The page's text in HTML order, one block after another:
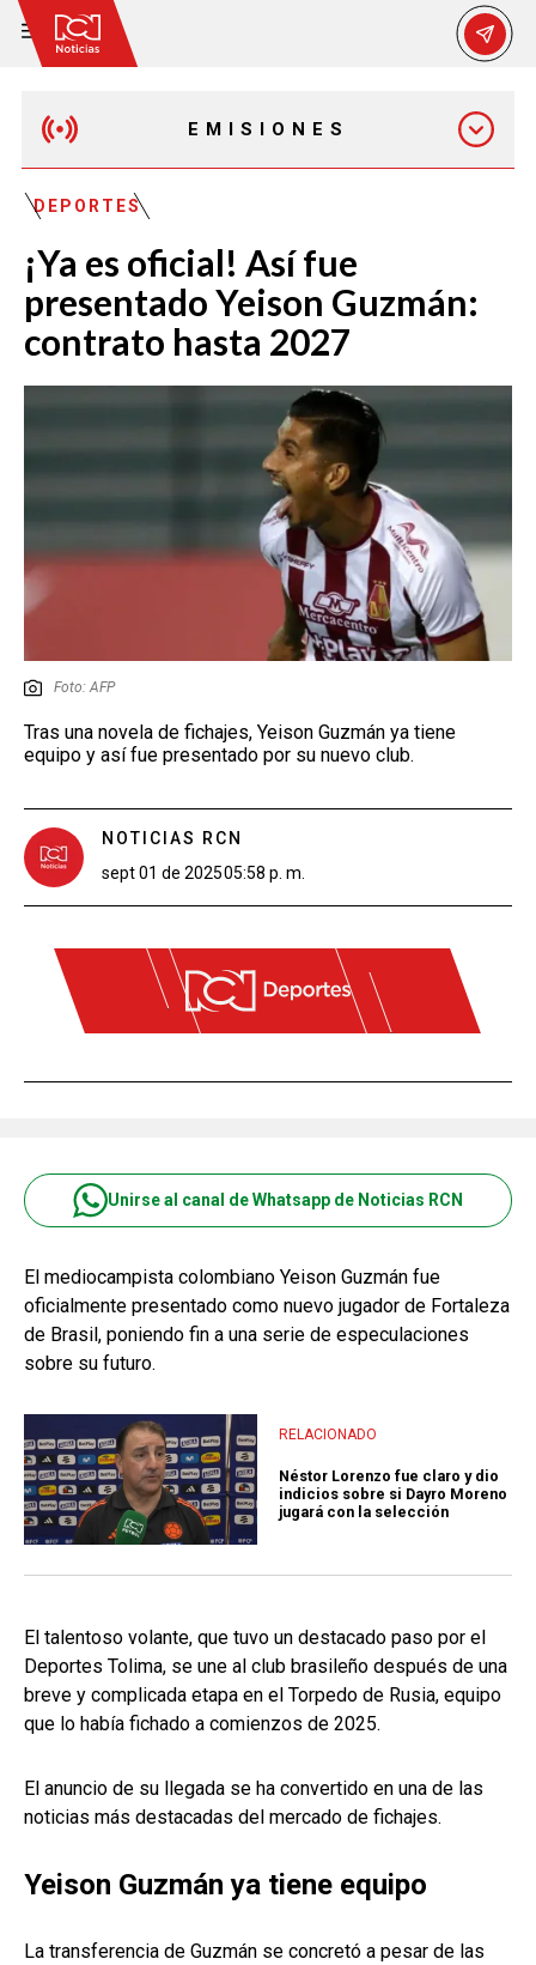
EMISIONES
EMISIÓN 12:30 PM
EMISIÓN 7:00 PM
EMISIÓN 11:30 PM
DEPORTES
¡Ya es oficial! Así fue
presentado Yeison Guzmán:
contrato hasta 2027
Foto: AFP
Tras una novela de fichajes, Yeison Guzmán ya tiene
equipo y así fue presentado por su nuevo club.
NOTICIAS RCN
sept 01 de 202505:58 p. m.
Unirse al canal de Whatsapp de Noticias RCN
El mediocampista colombiano Yeison Guzmán fue
oficialmente presentado como nuevo jugador de Fortaleza
de Brasil, poniendo fin a una serie de especulaciones
sobre su futuro.
RELACIONADO
Néstor Lorenzo fue claro y dio
indicios sobre si Dayro Moreno
jugará con la selección
El talentoso volante, que tuvo un destacado paso por el
Deportes Tolima, se une al club brasileño después de una
breve y complicada etapa en el Torpedo de Rusia, equipo
que lo había fichado a comienzos de 2025.
El anuncio de su llegada se ha convertido en una de las
noticias más destacadas del mercado de fichajes.
Yeison Guzmán ya tiene equipo
La transferencia de Guzmán se concretó a pesar de las